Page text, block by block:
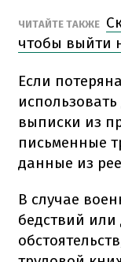
ЧИТАЙТЕ ТАКЖЕ
чтобы выйти
Если
выписки из
письменные
данные из
В случае
бедствий